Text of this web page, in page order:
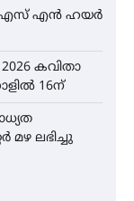
എസ് എൻ ഹയർ
കവിതാ
16ന്
മഴ ലഭിച്ചു